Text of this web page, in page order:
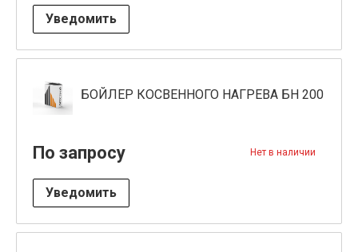
Уведомить
БОЙЛЕР КОСВЕННОГО НАГРЕВА БН 200
По запросу Нет в наличии
Уведомить